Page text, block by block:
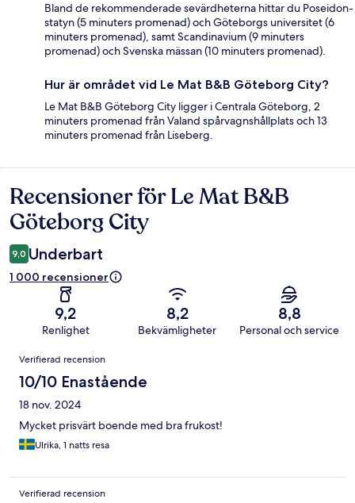
Bland de rekommenderade sevärdheterna hittar du Poseidon-
statyn (5 minuters promenad) och Göteborgs universitet (6
minuters promenad), samt Scandinavium (9 minuters
promenad) och Svenska mässan (10 minuters promenad).
Hur är området vid Le Mat B&B Göteborg City?
Le Mat B&B Göteborg City ligger i Centrala Göteborg, 2
minuters promenad från Valand spårvagnshållplats och 13
minuters promenad från Liseberg.
Recensioner
Recensioner för Le Mat B&B
Göteborg City
9,0 Underbart
1 000 recensioner
9,2
Renlighet
8,2
Bekvämligheter
8,8
Personal och service
Recensioner
Verifierad recension
10/10 Enastående
18 nov. 2024
Mycket prisvärt boende med bra frukost!
Ulrika, 1 natts resa
Verifierad recension